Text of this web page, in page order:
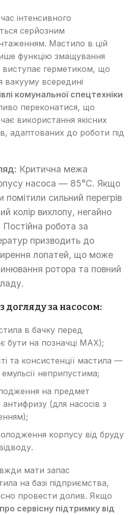
інтенсивного
серйозним
Мастило в цій
функцію змащування
герметиком, що
вакууму всередині
комунальної спецтехніки
переконатися, що
використання якісних
адаптованих до роботи під
Критична межа
насоса — 85°C. Якщо
помітили сильний перегрів
колір вихлопу, негайно
Постійна робота за
призводить до
лопатей, що може
ротора та повний
догляду за насосом:
в бачку перед
бути на позначці MAX);
та консистенції мастила —
неприпустима;
на предмет
антифризу (для насосів з
корпусу від бруду
мати запас
на базі підприємства,
провести долив. Якщо
сервісну підтримку від